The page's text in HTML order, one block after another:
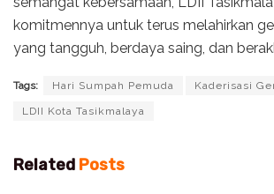
komitmennya untuk terus melahirkan
yang tangguh, berdaya saing, dan
Tags: Hari Sumpah Pemuda Kaderisasi
LDII Kota Tasikmalaya
Related Posts